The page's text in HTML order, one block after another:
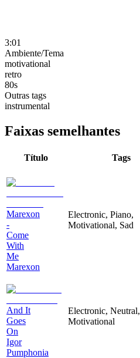
3:01
Ambiente/Tema
motivational
retro
80s
Outras tags
instrumental
Faixas semelhantes
Título Tags
Marexon
-
Come
With
Me
Marexon
Electronic, Piano,
Motivational, Sad
And It
Goes
On
Igor
Pumphonia
Electronic, Neutral,
Motivational